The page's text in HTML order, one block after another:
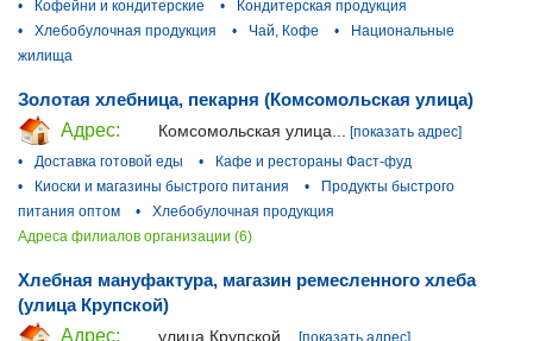
•
Кофейни и кондитерские •
Кондитерская продукция
•
Хлебобулочная продукция • Чай, Кофе •
Национальные
жилища
Золотая хлебница, пекарня (Комсомольская улица)
Адрес:
Комсомольская улица...
[показать адрес]
•
Доставка готовой еды •
Кафе и рестораны Фаст-фуд
•
Киоски и магазины быстрого питания •
Продукты быстрого
питания оптом
•
Хлебобулочная продукция
Адреса филиалов организации (6)
Хлебная мануфактура, магазин ремесленного хлеба
(улица Крупской)
Адрес:
улица Крупской...